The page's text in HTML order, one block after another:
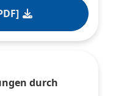
durch